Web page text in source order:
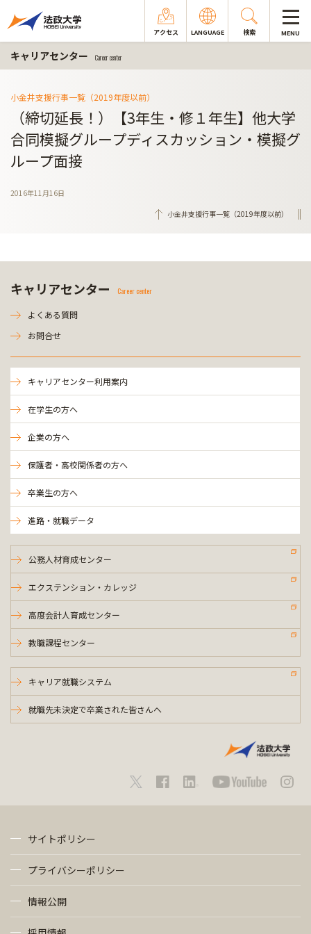
アクセス LANGUAGE 検索 MENU
キャリアセンター Career center
小金井支援行事一覧（2019年度以前）
（締切延長！）【3年生・修１年生】他大学
合同模擬グループディスカッション・模擬グ
ループ面接
2016年11月16日
小金井支援行事一覧（2019年度以前）
キャリアセンター Career center
よくある質問
お問合せ
キャリアセンター利用案内
在学生の方へ
企業の方へ
保護者・高校関係者の方へ
卒業生の方へ
進路・就職データ
公務人材育成センター
エクステンション・カレッジ
高度会計人育成センター
教職課程センター
キャリア就職システム
就職先未決定で卒業された皆さんへ
サイトポリシー
プライバシーポリシー
情報公開